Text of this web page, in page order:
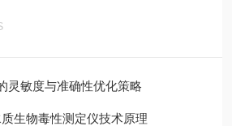
灵敏度与准确性优化策略
生物毒性测定仪技术原理